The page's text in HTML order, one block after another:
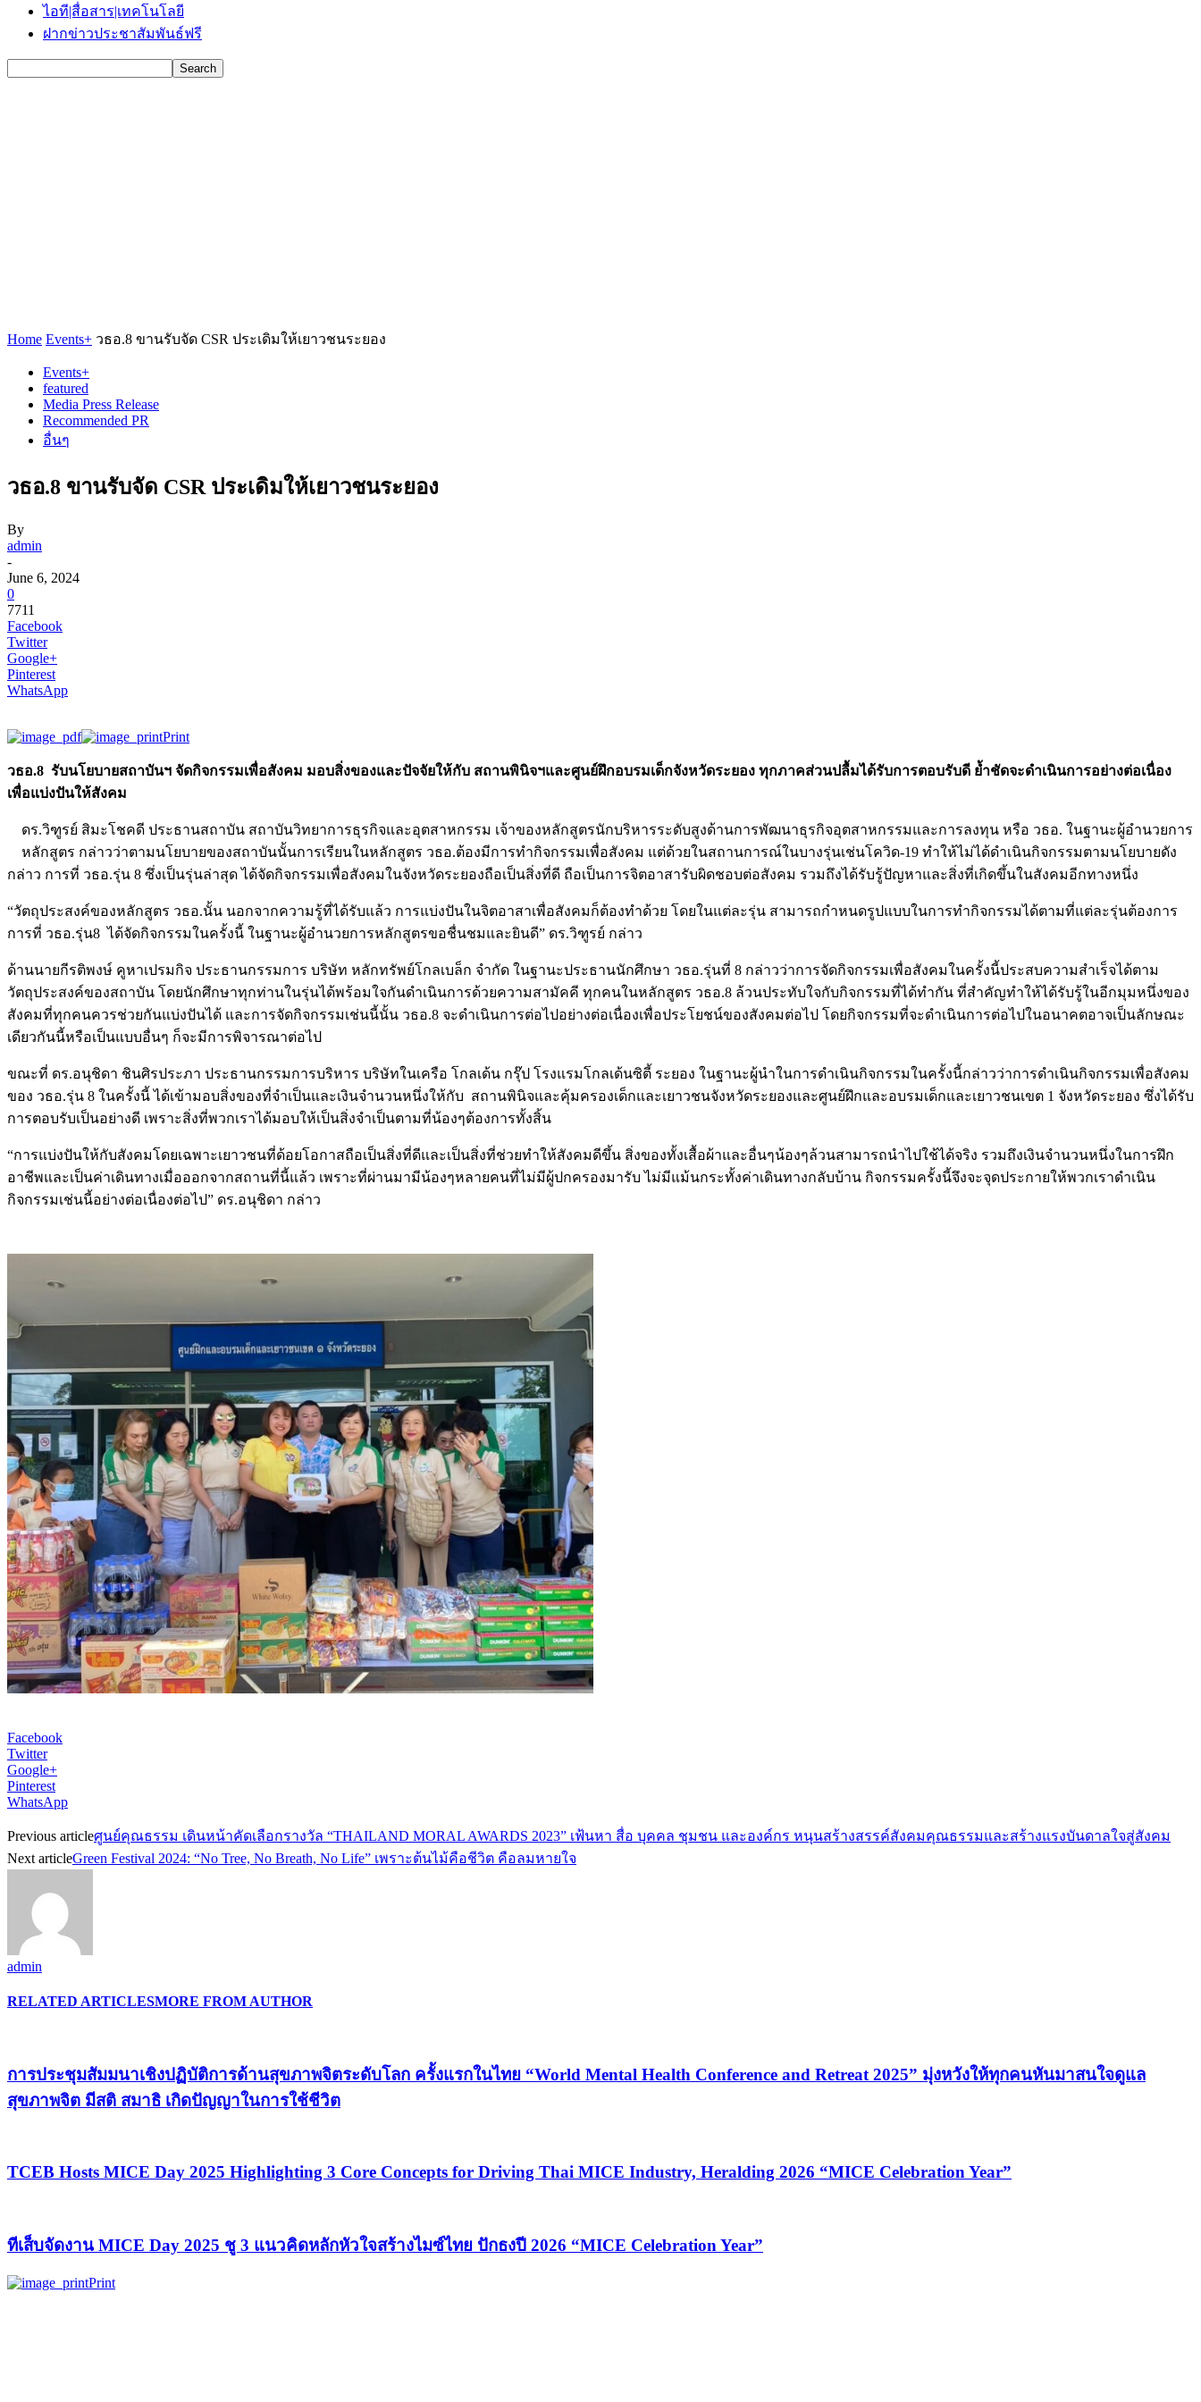
ไอที|สื่อสาร|เทคโนโลยี
ฝากข่าวประชาสัมพันธ์ฟรี
Home Events+ วธอ.8 ขานรับจัด CSR ประเดิมให้เยาวชนระยอง
Events+
featured
Media Press Release
Recommended PR
อื่นๆ
วธอ.8 ขานรับจัด CSR ประเดิมให้เยาวชนระยอง
By
admin
-
June 6, 2024
0
7711
Facebook
Twitter
Google+
Pinterest
WhatsApp
Print
วธอ.8 รับนโยบายสถาบันฯ จัดกิจกรรมเพื่อสังคม มอบสิ่งของและปัจจัยให้กับ สถานพินิจฯและศูนย์ฝึกอบรมเด็กจังหวัดระยอง ทุกภาคส่วนปลื้มได้รับการตอบรับดี ย้ำชัดจะดำเนินการอย่างต่อเนื่อง
เพื่อแบ่งปันให้สังคม
ดร.วิฑูรย์ สิมะโชคดี ประธานสถาบัน สถาบันวิทยาการธุรกิจและอุตสาหกรรม เจ้าของหลักสูตรนักบริหารระดับสูงด้านการพัฒนาธุรกิจอุตสาหกรรมและการลงทุน หรือ วธอ. ในฐานะผู้อำนวยการ
หลักสูตร กล่าวว่าตามนโยบายของสถาบันนั้นการเรียนในหลักสูตร วธอ.ต้องมีการทำกิจกรรมเพื่อสังคม แต่ด้วยในสถานการณ์ในบางรุ่นเช่นโควิด-19 ทำให้ไม่ได้ดำเนินกิจกรรมตามนโยบายดัง
กล่าว การที่ วธอ.รุ่น 8 ซึ่งเป็นรุ่นล่าสุด ได้จัดกิจกรรมเพื่อสังคมในจังหวัดระยองถือเป็นสิ่งที่ดี ถือเป็นการจิตอาสารับผิดชอบต่อสังคม รวมถึงได้รับรู้ปัญหาและสิ่งที่เกิดขึ้นในสังคมอีกทางหนึ่ง
“วัตถุประสงค์ของหลักสูตร วธอ.นั้น นอกจากความรู้ที่ได้รับแล้ว การแบ่งปันในจิตอาสาเพื่อสังคมก็ต้องทำด้วย โดยในแต่ละรุ่น สามารถกำหนดรูปแบบในการทำกิจกรรมได้ตามที่แต่ละรุ่นต้องการ
การที่ วธอ.รุ่น8 ได้จัดกิจกรรมในครั้งนี้ ในฐานะผู้อำนวยการหลักสูตรขอชื่นชมและยินดี” ดร.วิฑูรย์ กล่าว
ด้านนายกีรติพงษ์ คูหาเปรมกิจ ประธานกรรมการ บริษัท หลักทรัพย์โกลเบล็ก จำกัด ในฐานะประธานนักศึกษา วธอ.รุ่นที่ 8 กล่าวว่าการจัดกิจกรรมเพื่อสังคมในครั้งนี้ประสบความสำเร็จได้ตาม
วัตถุประสงค์ของสถาบัน โดยนักศึกษาทุกท่านในรุ่นได้พร้อมใจกันดำเนินการด้วยความสามัคคี ทุกคนในหลักสูตร วธอ.8 ล้วนประทับใจกับกิจกรรมที่ได้ทำกัน ที่สำคัญทำให้ได้รับรู้ในอีกมุมหนึ่งของ
สังคมที่ทุกคนควรช่วยกันแบ่งปันได้ และการจัดกิจกรรมเช่นนี้นั้น วธอ.8 จะดำเนินการต่อไปอย่างต่อเนื่องเพื่อประโยชน์ของสังคมต่อไป โดยกิจกรรมที่จะดำเนินการต่อไปในอนาคตอาจเป็นลักษณะ
เดียวกันนี้หรือเป็นแบบอื่นๆ ก็จะมีการพิจารณาต่อไป
ขณะที่ ดร.อนุชิดา ชินศิรประภา ประธานกรรมการบริหาร บริษัทในเครือ โกลเด้น กรุ๊ป โรงแรมโกลเด้นซิตี้ ระยอง ในฐานะผู้นำในการดำเนินกิจกรรมในครั้งนี้กล่าวว่าการดำเนินกิจกรรมเพื่อสังคม
ของ วธอ.รุ่น 8 ในครั้งนี้ ได้เข้ามอบสิ่งของที่จำเป็นและเงินจำนวนหนึ่งให้กับ สถานพินิจและคุ้มครองเด็กและเยาวชนจังหวัดระยองและศูนย์ฝึกและอบรมเด็กและเยาวชนเขต 1 จังหวัดระยอง ซึ่งได้รับ
การตอบรับเป็นอย่างดี เพราะสิ่งที่พวกเราได้มอบให้เป็นสิ่งจำเป็นตามที่น้องๆต้องการทั้งสิ้น
“การแบ่งปันให้กับสังคมโดยเฉพาะเยาวชนที่ด้อยโอกาสถือเป็นสิ่งที่ดีและเป็นสิ่งที่ช่วยทำให้สังคมดีขึ้น สิ่งของทั้งเสื้อผ้าและอื่นๆน้องๆล้วนสามารถนำไปใช้ได้จริง รวมถึงเงินจำนวนหนึ่งในการฝึก
อาชีพและเป็นค่าเดินทางเมื่อออกจากสถานที่นี้แล้ว เพราะที่ผ่านมามีน้องๆหลายคนที่ไม่มีผู้ปกครองมารับ ไม่มีแม้นกระทั้งค่าเดินทางกลับบ้าน กิจกรรมครั้งนี้จึงจะจุดประกายให้พวกเราดำเนิน
กิจกรรมเช่นนี้อย่างต่อเนื่องต่อไป” ดร.อนุชิดา กล่าว
Facebook
Twitter
Google+
Pinterest
WhatsApp
Previous articleศูนย์คุณธรรม เดินหน้าคัดเลือกรางวัล “THAILAND MORAL AWARDS 2023” เฟ้นหา สื่อ บุคคล ชุมชน และองค์กร หนุนสร้างสรรค์สังคมคุณธรรมและสร้างแรงบันดาลใจสู่สังคม
Next articleGreen Festival 2024: “No Tree, No Breath, No Life” เพราะต้นไม้คือชีวิต คือลมหายใจ
admin
RELATED ARTICLESMORE FROM AUTHOR
การประชุมสัมมนาเชิงปฏิบัติการด้านสุขภาพจิตระดับโลก ครั้งแรกในไทย “World Mental Health Conference and Retreat 2025” มุ่งหวังให้ทุกคนหันมาสนใจดูแล
สุขภาพจิต มีสติ สมาธิ เกิดปัญญาในการใช้ชีวิต
TCEB Hosts MICE Day 2025 Highlighting 3 Core Concepts for Driving Thai MICE Industry, Heralding 2026 “MICE Celebration Year”
ทีเส็บจัดงาน MICE Day 2025 ชู 3 แนวคิดหลักหัวใจสร้างไมซ์ไทย ปักธงปี 2026 “MICE Celebration Year”
Print